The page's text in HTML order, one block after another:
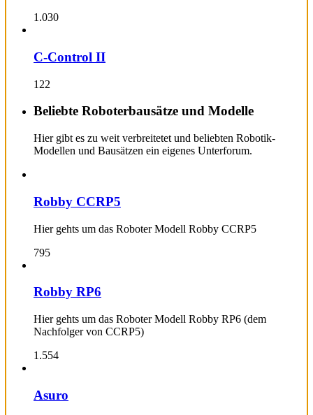
1.030
C-Control II
122
Beliebte Roboterbausätze und Modelle
Hier gibt es zu weit verbreitetet und beliebten Robotik-
Modellen und Bausätzen ein eigenes Unterforum.
Robby CCRP5
Hier gehts um das Roboter Modell Robby CCRP5
795
Robby RP6
Hier gehts um das Roboter Modell Robby RP6 (dem
Nachfolger von CCRP5)
1.554
Asuro